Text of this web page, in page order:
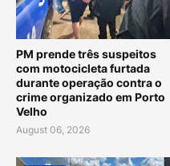
PM prende três suspeitos
com motocicleta furtada
durante operação contra o
crime organizado em Porto
Velho
August 06, 2026